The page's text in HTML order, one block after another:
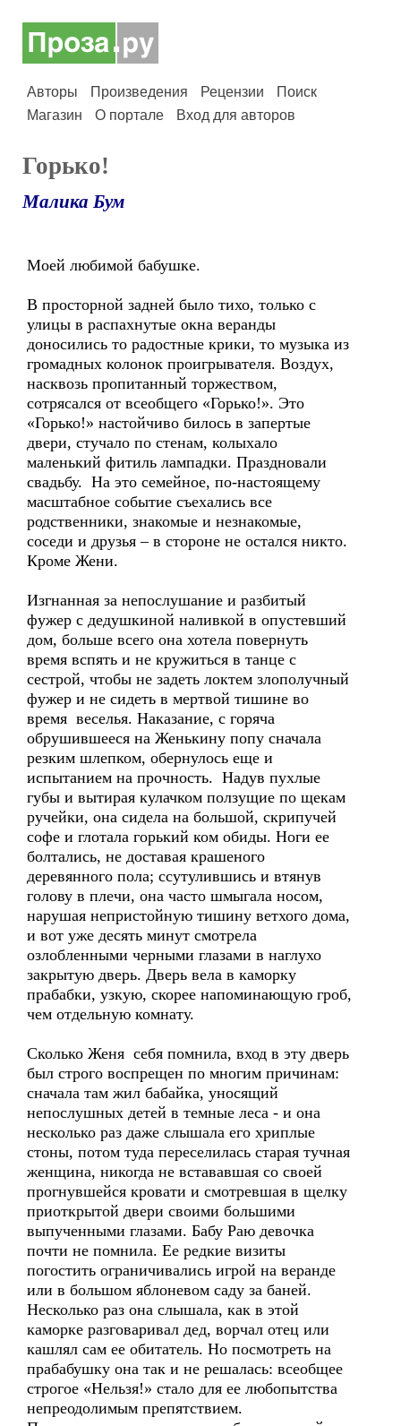
Авторы Произведения Рецензии
Поиск
Магазин
О портале Вход для авторов
Горько!
Малика Бум
Моей любимой бабушке.
В просторной задней было тихо, только с
улицы в распахнутые окна веранды
доносились то радостные крики, то музыка из
громадных колонок проигрывателя. Воздух,
насквозь пропитанный торжеством,
сотрясался от всеобщего «Горько!». Это
«Горько!» настойчиво билось в запертые
двери, стучало по стенам, колыхало
маленький фитиль лампадки. Праздновали
свадьбу. На это семейное, по-настоящему
масштабное событие съехались все
родственники, знакомые и незнакомые,
соседи и друзья – в стороне не остался никто.
Кроме Жени.
Изгнанная за непослушание и разбитый
фужер с дедушкиной наливкой в опустевший
дом, больше всего она хотела повернуть
время вспять и не кружиться в танце с
сестрой, чтобы не задеть локтем злополучный
фужер и не сидеть в мертвой тишине во
время веселья. Наказание, с горяча
обрушившееся на Женькину попу сначала
резким шлепком, обернулось еще и
испытанием на прочность. Надув пухлые
губы и вытирая кулачком ползущие по щекам
ручейки, она сидела на большой, скрипучей
софе и глотала горький ком обиды. Ноги ее
болтались, не доставая крашеного
деревянного пола; ссутулившись и втянув
голову в плечи, она часто шмыгала носом,
нарушая непристойную тишину ветхого дома,
и вот уже десять минут смотрела
озлобленными черными глазами в наглухо
закрытую дверь. Дверь вела в каморку
прабабки, узкую, скорее напоминающую гроб,
чем отдельную комнату.
Сколько Женя себя помнила, вход в эту дверь
был строго воспрещен по многим причинам:
сначала там жил бабайка, уносящий
непослушных детей в темные леса - и она
несколько раз даже слышала его хриплые
стоны, потом туда переселилась старая тучная
женщина, никогда не встававшая со своей
прогнувшейся кровати и смотревшая в щелку
приоткрытой двери своими большими
выпученными глазами. Бабу Раю девочка
почти не помнила. Ее редкие визиты
погостить ограничивались игрой на веранде
или в большом яблоневом саду за баней.
Несколько раз она слышала, как в этой
каморке разговаривал дед, ворчал отец или
кашлял сам ее обитатель. Но посмотреть на
прабабушку она так и не решалась: всеобщее
строгое «Нельзя!» стало для ее любопытства
непреодолимым препятствием.